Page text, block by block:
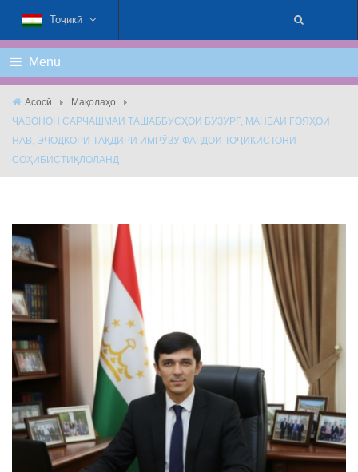
Тоҷикӣ
Menu
Асосӣ
Мақолаҳо
ҶАВОНОН САРЧАШМАИ ТАШАББУСҲОИ БУЗУРГ, МАНБАИ ҒОЯҲОИ
НАВ, ЭҶОДКОРИ ТАҚДИРИ ИМРӮЗУ ФАРДОИ ТОҶИКИСТОНИ
СОҲИБИСТИҚЛОЛАНД